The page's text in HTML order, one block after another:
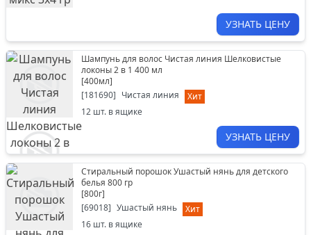
УЗНАТЬ ЦЕНУ
Шампунь для волос Чистая линия Шелковистые
локоны 2 в 1 400 мл
[400мл]
[181690] Чистая линия
Хит
12 шт. в ящике
УЗНАТЬ ЦЕНУ
Стиральный порошок Ушастый нянь для детского
белья 800 гр
[800г]
[69018] Ушастый нянь
Хит
16 шт. в ящике